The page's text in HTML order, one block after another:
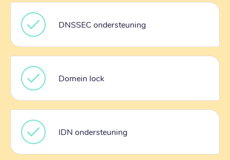
DNSSEC ondersteuning
Domein lock
IDN ondersteuning